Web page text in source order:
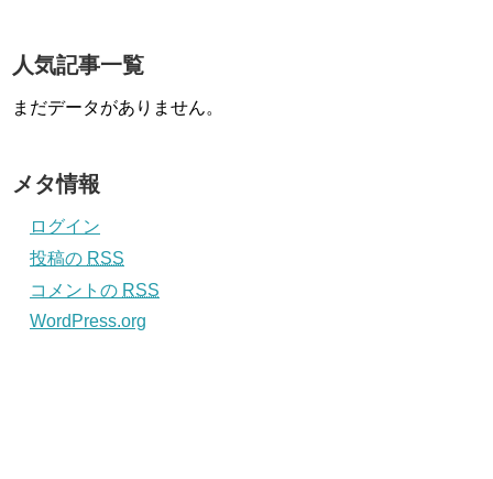
人気記事一覧
まだデータがありません。
メタ情報
ログイン
投稿の RSS
コメントの RSS
WordPress.org